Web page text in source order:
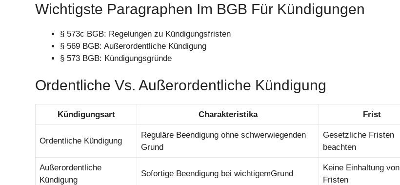
Wichtigste Paragraphen Im BGB Für Kündigungen
§ 573c BGB: Regelungen zu Kündigungsfristen
§ 569 BGB: Außerordentliche Kündigung
§ 573 BGB: Kündigungsgründe
Ordentliche Vs. Außerordentliche Kündigung
Kündigungsart Charakteristika Frist
Ordentliche Kündigung
Reguläre Beendigung ohne schwerwiegenden
Grund
Gesetzliche Fristen
beachten
Außerordentliche
Kündigung
Sofortige Beendigung bei wichtigemGrund
Keine Einhaltung von
Fristen